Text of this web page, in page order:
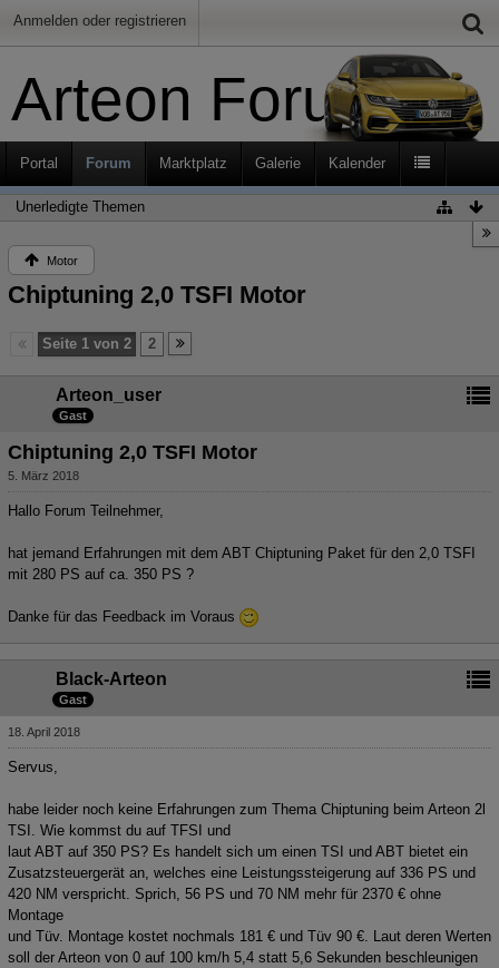
Anmelden oder registrieren
Arteon Forum
Portal Forum Marktplatz Galerie Kalender
Unerledigte Themen
Motor
Chiptuning 2,0 TSFI Motor
Seite 1 von 2 2
Arteon_user
Gast
Chiptuning 2,0 TSFI Motor
5. März 2018
Hallo Forum Teilnehmer,
hat jemand Erfahrungen mit dem ABT Chiptuning Paket für den 2,0 TSFI
mit 280 PS auf ca. 350 PS ?
Danke für das Feedback im Voraus
Black-Arteon
Gast
18. April 2018
Servus,
habe leider noch keine Erfahrungen zum Thema Chiptuning beim Arteon 2l
TSI. Wie kommst du auf TFSI und
laut ABT auf 350 PS? Es handelt sich um einen TSI und ABT bietet ein
Zusatzsteuergerät an, welches eine Leistungssteigerung auf 336 PS und
420 NM verspricht. Sprich, 56 PS und 70 NM mehr für 2370 € ohne
Montage
und Tüv. Montage kostet nochmals 181 € und Tüv 90 €. Laut deren Werten
soll der Arteon von 0 auf 100 km/h 5,4 statt 5,6 Sekunden beschleunigen